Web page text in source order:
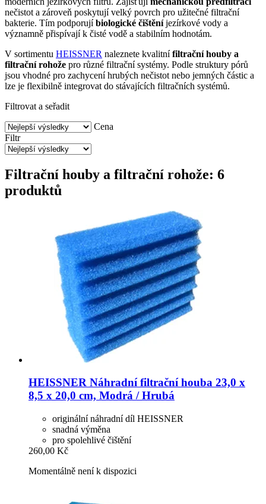
nečistot a zároveň poskytují velký povrch pro užitečné filtrační
bakterie. Tím podporujíbiologické čištěníjezírkové vody a
významně přispívají k čisté vodě a stabilním hodnotám.
V sortimentu HEISSNER naleznete kvalitnífiltrační houby a
filtrační rohože pro různé filtrační systémy. Podle struktury pórů
jsou vhodné pro zachycení hrubých nečistot nebo jemných částic a
lze je flexibilně integrovat do stávajících filtračních systémů.
Filtrovat a seřadit
Cena
Filtr
Filtrační houby a filtrační rohože: 6
produktů
HEISSNER Náhradní filtrační houba 23,0 x
8,5 x 20,0 cm, Modrá / Hrubá
originální náhradní díl HEISSNER
snadná výměna
pro spolehlivé čištění
260,00 Kč
Momentálně není k dispozici